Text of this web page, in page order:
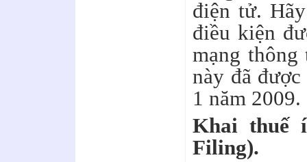
điện tử.
điều kiện
mạng thông
này đã
1 năm 2009.
Khai thuế
Filing).